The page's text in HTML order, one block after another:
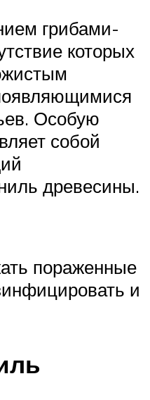
грибами-
которых
Особую
собой
древесины.
пораженные
и